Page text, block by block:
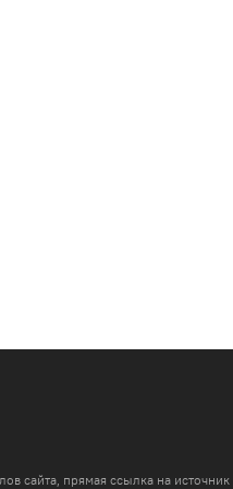
сайта, прямая ссылка на источник